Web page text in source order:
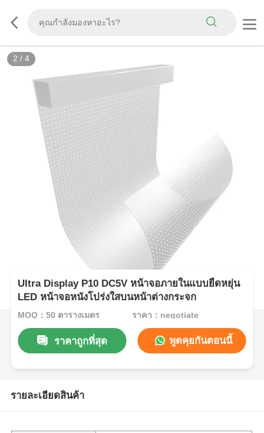
2 / 4
Ultra Display P10 DC5V หน้าจอภายในแบบยืดหยุ่น
LED หน้าจอหนังโปร่งใสบนหน้าต่างกระจก
MOQ：50 ตารางเมตร ราคา：negotiate
ราคาถูกที่สุด พูดคุยกันตอนนี้
รายละเอียดสินค้า